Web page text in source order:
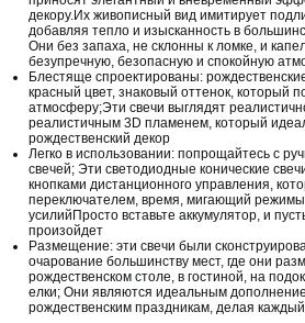
декору.Их живописный вид имитирует
добавляя тепло и изысканность в
Они без запаха, не склонны к ломке, и
безупречную, безопасную и спокойную
Блестяще спроектированы:
красный цвет, знаковый оттенок, который
атмосферу;Эти свечи выглядят
реалистичным 3D пламенем, который
рождественский декор
Легко в использовании: попрощайтесь с
свечей; Эти светодиодные конические
кнопками дистанционного управления,
переключателем, время, мигающий
усилийПросто вставьте аккумулятор, и
произойдет
Размещение: эти свечи были
очарование большинству мест, где они
рождественском столе, в гостиной, на
елки; Они являются идеальным
рождественским праздникам, делая